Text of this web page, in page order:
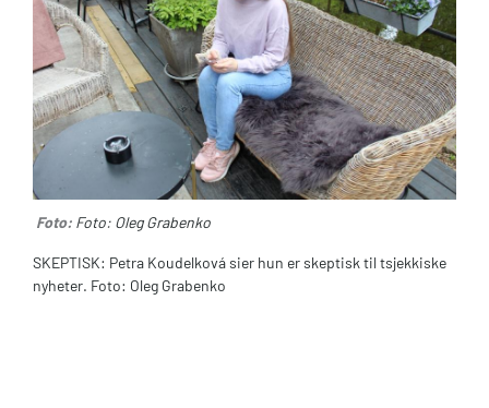
Foto: Foto: Oleg Grabenko
SKEPTISK: Petra Koudelková sier hun er skeptisk til tsjekkiske
nyheter. Foto: Oleg Grabenko